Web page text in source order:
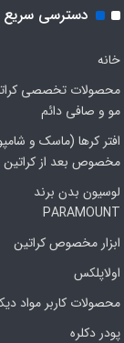
دسترسی سریع
خانه
محصولات تخصصی
مو و صافی دائم
افتر کرها (ماسک و
مخصوص بعد از کراتین
لوسیون بدن برند
PARAMOUNT
ابزار مخصوص کراتین
اولاپلکس
محصولات کاربر مواد
پودر دکلره